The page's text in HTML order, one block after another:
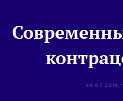
30.07.2019,